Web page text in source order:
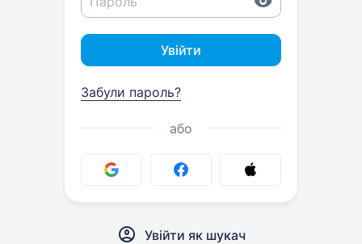
Увійти
Забули пароль?
або
Увійти як шукач